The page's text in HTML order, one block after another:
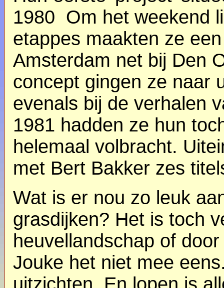
1980 Om het weekend
etappes maakten ze
Amsterdam net bij Den
concept gingen ze naar
evenals bij de verhalen
1981 hadden ze hun
helemaal volbracht.
met Bert Bakker zes
Wat is er nou zo leuk
grasdijken? Het is toch
heuvellandschap of
Jouke het niet mee